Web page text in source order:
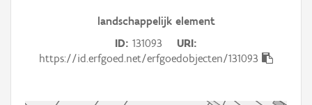
landschappelijk element
ID 131093
URI
https://id.erfgoed.net/erfgoedobjecten/131093